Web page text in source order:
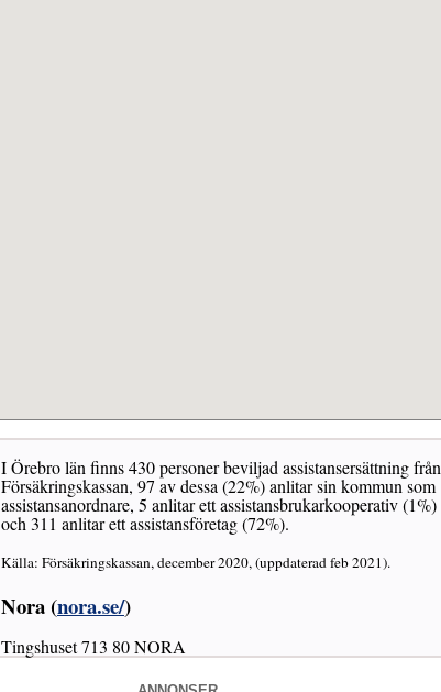
I Örebro län finns 430 personer beviljad assistansersättning från
Försäkringskassan, 97 av dessa (22%) anlitar sin kommun som
assistansanordnare, 5 anlitar ett assistansbrukarkooperativ (1%)
och 311 anlitar ett assistansföretag (72%).
Källa: Försäkringskassan, december 2020, (uppdaterad feb 2021).
Nora (nora.se/)
Tingshuset 713 80 NORA